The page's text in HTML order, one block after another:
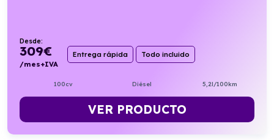
Desde:
309€
/mes+IVA
Entrega rápida Todo incluido
100cv Diésel 5,2l/100km
VER PRODUCTO